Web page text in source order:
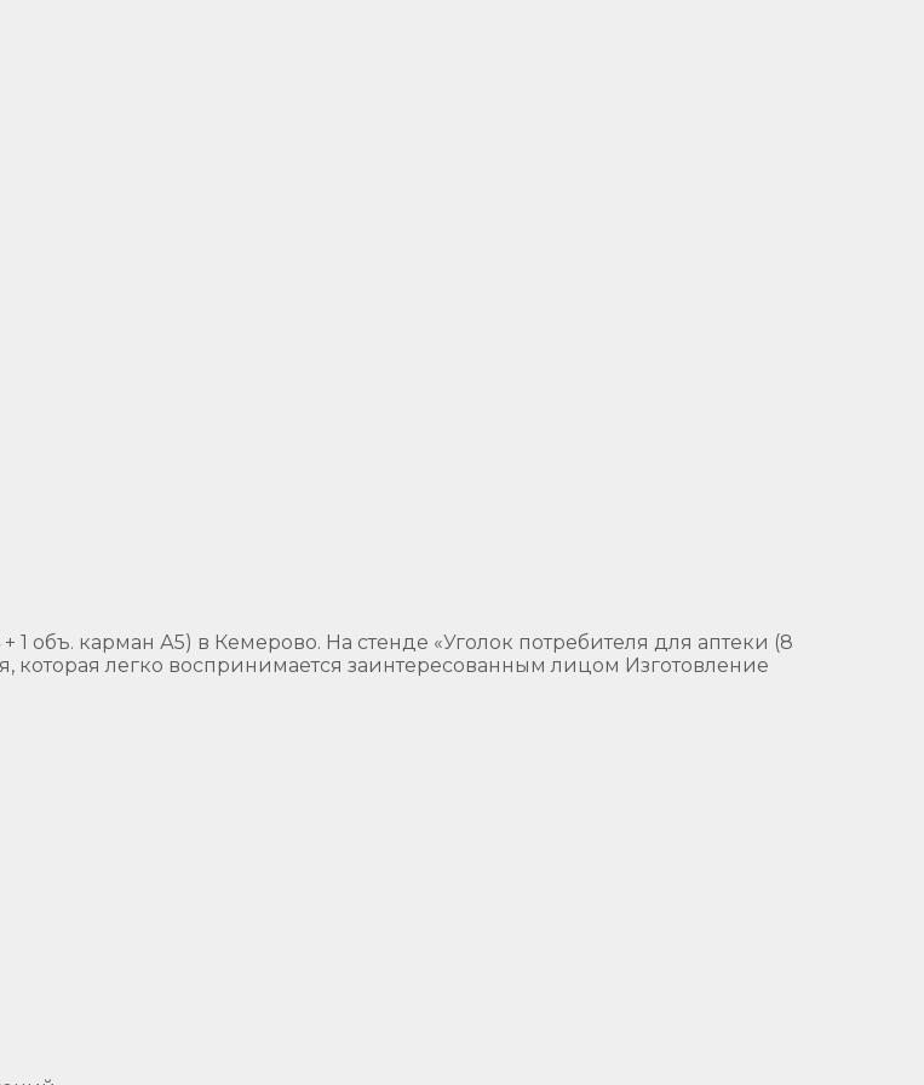
объ. карман А5) в Кемерово. На стенде «Уголок потребителя для аптеки (8
легко воспринимается заинтересованным лицом Изготовление